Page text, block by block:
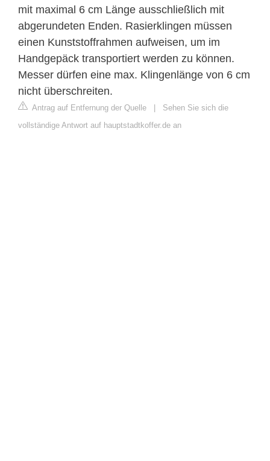
mit maximal 6 cm Länge ausschließlich mit
abgerundeten Enden. Rasierklingen müssen
einen Kunststoffrahmen aufweisen, um im
Handgepäck transportiert werden zu können.
Messer dürfen eine max. Klingenlänge von 6 cm
nicht überschreiten.
Antrag auf Entfernung der Quelle | Sehen Sie sich die
vollständige Antwort auf hauptstadtkoffer.de an